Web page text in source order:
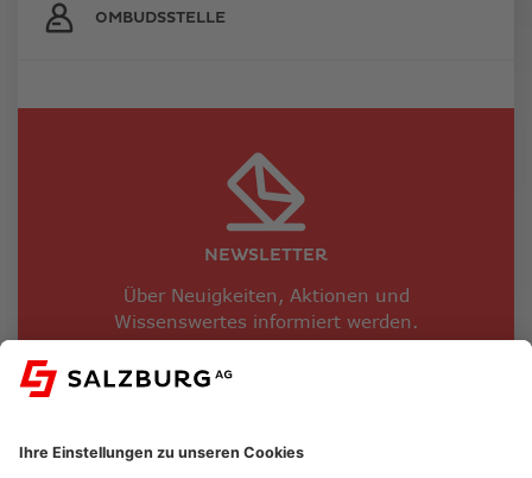
OMBUDSSTELLE
NEWSLETTER
Über Neuigkeiten, Aktionen und
Wissenswertes informiert werden.